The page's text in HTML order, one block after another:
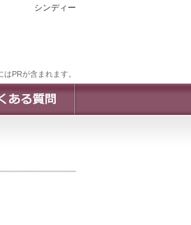
シンディー
PRが含まれます。